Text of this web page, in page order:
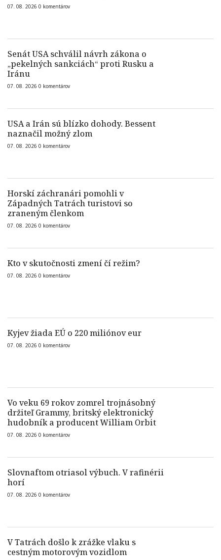
07. 08. 2026 0 komentárov
Senát USA schválil návrh zákona o
„pekelných sankciách“ proti Rusku a
Iránu
07. 08. 2026 0 komentárov
USA a Irán sú blízko dohody. Bessent
naznačil možný zlom
07. 08. 2026 0 komentárov
Horskí záchranári pomohli v
Západných Tatrách turistovi so
zraneným členkom
07. 08. 2026 0 komentárov
Kto v skutočnosti zmení čí režim?
07. 08. 2026 0 komentárov
Kyjev žiada EÚ o 220 miliónov eur
07. 08. 2026 0 komentárov
Vo veku 69 rokov zomrel trojnásobný
držiteľ Grammy, britský elektronický
hudobník a producent William Orbit
07. 08. 2026 0 komentárov
Slovnaftom otriasol výbuch. V rafinérii
horí
07. 08. 2026 0 komentárov
V Tatrách došlo k zrážke vlaku s
cestným motorovým vozidlom